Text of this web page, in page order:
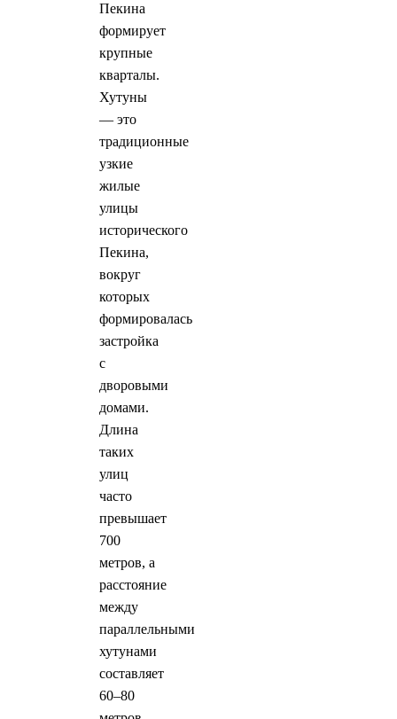
Пекина
формирует
крупные
кварталы.
Хутуны
— это
традиционные
узкие
жилые
улицы
исторического
Пекина,
вокруг
которых
формировалась
застройка
с
дворовыми
домами.
Длина
таких
улиц
часто
превышает
700
метров, а
расстояние
между
параллельными
хутунами
составляет
60–80